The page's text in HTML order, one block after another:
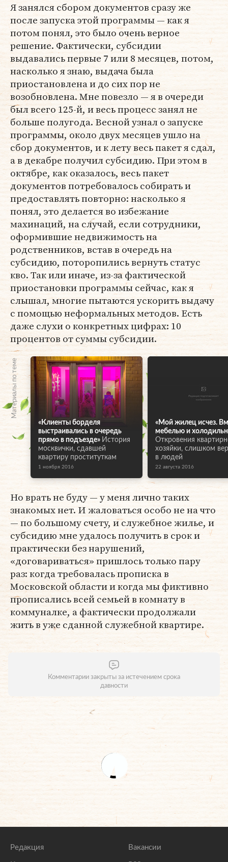
Я занялся сбором документов сразу же
после запуска этой программы — как я
потом понял, это было очень верное
решение. Фактически, субсидии
выдавались первые 7 или 8 месяцев, потом,
насколько я знаю, выдача была
приостановлена и до сих пор не
возобновлена. Мне повезло — я в очереди
был всего 125-й, и весь процесс занял не
больше полугода. Весной узнал о запуске
программы, около двух месяцев ушло на
сбор документов, и к лету весь пакет я сдал,
а в декабре получил субсидию. При этом в
октябре, как оказалось, весь пакет
документов потребовалось собирать и
предоставлять повторно: насколько я
понял, это делается во избежание
махинаций, на случай, если сотрудники,
оформившие недвижимость на
родственников, встав в очередь на
субсидию, поторопились вернуть статус
кво. Так или иначе, из-за фактической
приостановки программы сейчас, как я
слышал, многие пытаются ускорить выдачу
с помощью неформальных методов. Есть
даже слухи о конкретных цифрах: 10
процентов от суммы субсидии.
Материалы по теме
«Клиенты борделя
выстраивались в очередь
прямо в подъезде» История
москвички, сдавшей
квартиру проституткам
1 ноября 2016
«Мой жилец исчез.
мебелью и
Откровения
хозяйки, слишком
в людей
22 августа 2016
Но врать не буду — у меня лично таких
знакомых нет. И жаловаться особо не на что
— по большому счету, и служебное жилье, и
субсидию мне удалось получить в срок и
практически без нарушений,
«договариваться» пришлось только пару
раз: когда требовалась прописка в
Московской области и когда мы фиктивно
прописались всей семьей в комнату в
коммуналке, а фактически продолжали
жить в уже сданной служебной квартире.
Комментарии закрыты за истечением срока
давности
Редакция Вакансии